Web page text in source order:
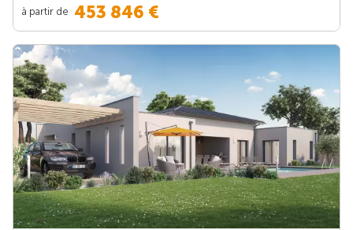
à partir de 453 846 €